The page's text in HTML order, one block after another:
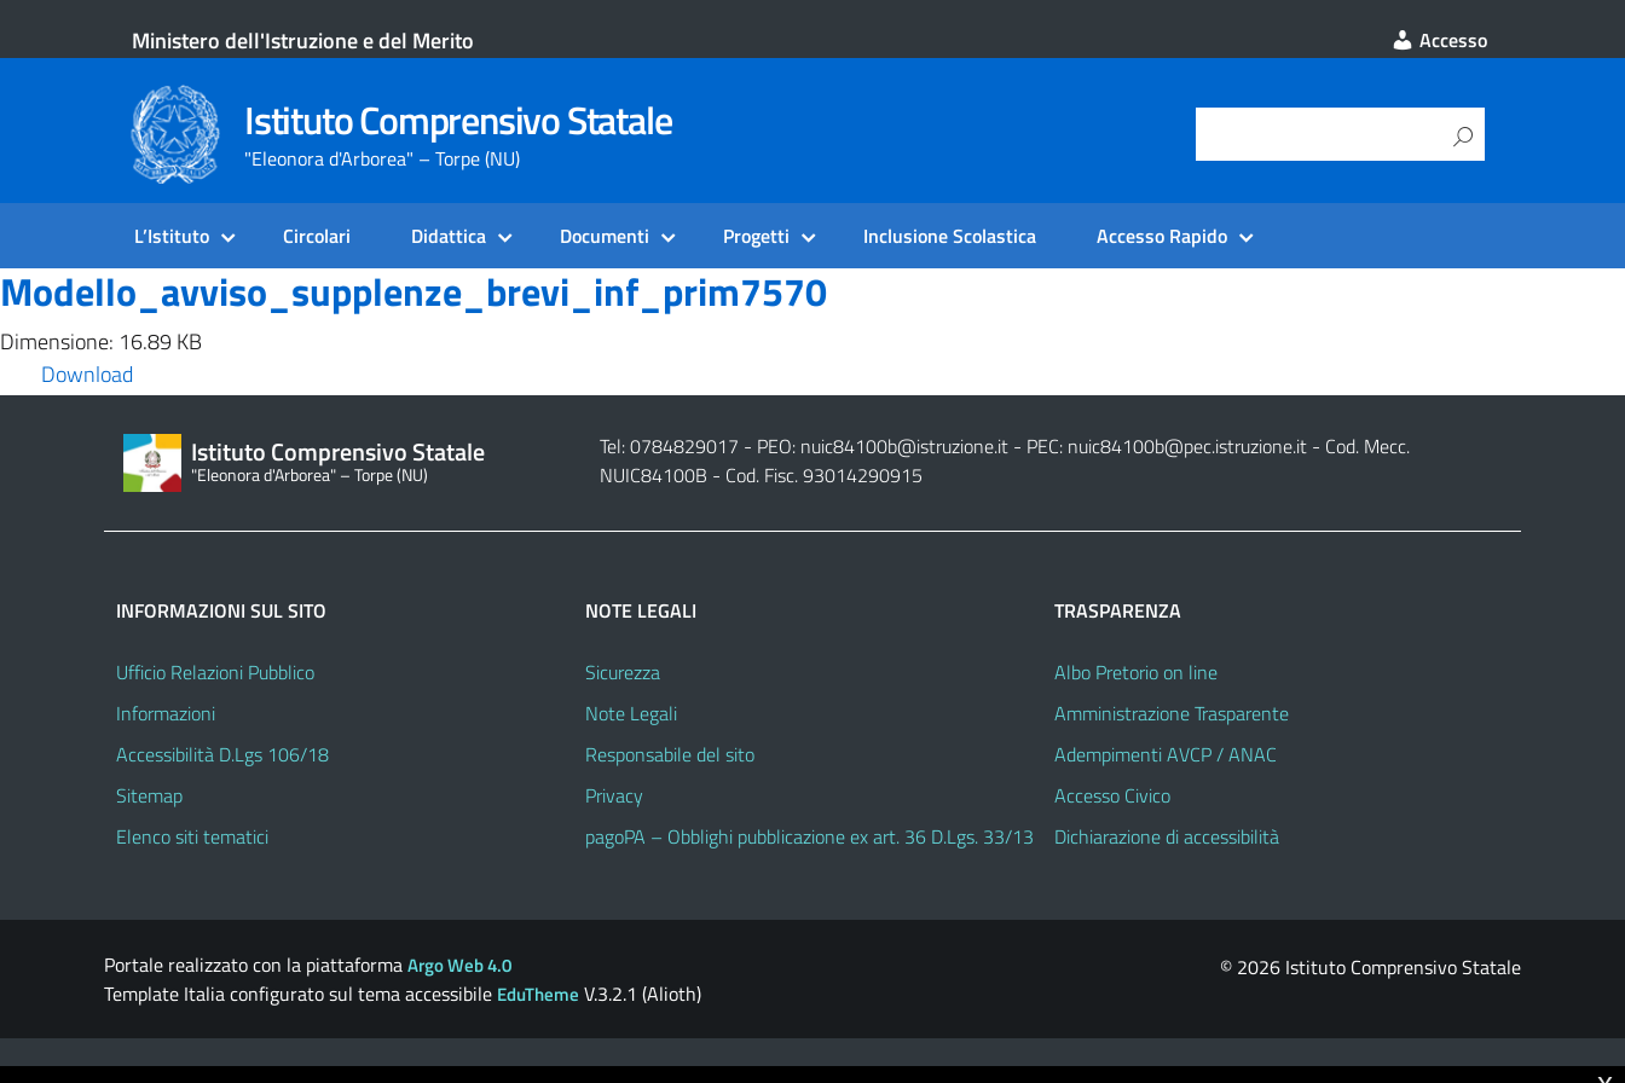
Ministero dell'Istruzione e del Merito Accesso
Istituto Comprensivo Statale
"Eleonora d'Arborea" – Torpe (NU)
L’Istituto Circolari Didattica Documenti Progetti Inclusione Scolastica Accesso Rapido
Modello_avviso_supplenze_brevi_inf_prim7570
Dimensione: 16.89 KB
Download
Istituto Comprensivo Statale
"Eleonora d'Arborea" – Torpe (NU)
Tel: 0784829017 - PEO: nuic84100b@istruzione.it- PEC: nuic84100b@pec.istruzione.it- Cod. Mecc.
NUIC84100B - Cod. Fisc. 93014290915
INFORMAZIONI SUL SITO
Ufficio Relazioni Pubblico
Informazioni
Accessibilità D.Lgs 106/18
Sitemap
Elenco siti tematici
NOTE LEGALI
Sicurezza
Note Legali
Responsabile del sito
Privacy
pagoPA – Obblighi pubblicazione ex art. 36 D.Lgs. 33/13
TRASPARENZA
Albo Pretorio on line
Amministrazione Trasparente
Adempimenti AVCP / ANAC
Accesso Civico
Dichiarazione di accessibilità
Portale realizzato con la piattaformaArgo Web 4.0
Template Italia configurato sul tema accessibile EduTheme V.3.2.1 (Alioth)
© 2026 Istituto Comprensivo Statale